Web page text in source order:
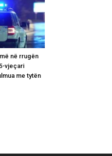
në rrugën
vjeçari
me tytën